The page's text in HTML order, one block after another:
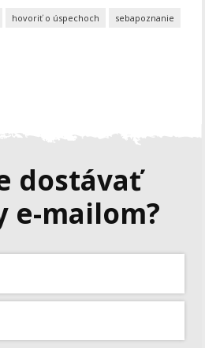
hovoriť o úspechoch sebapoznanie
dostávať
e-mailom?